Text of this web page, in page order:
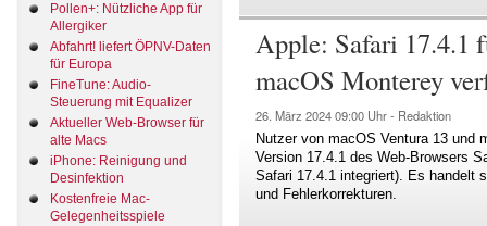
Pollen+: Nützliche App für
Allergiker
Abfahrt! liefert ÖPNV-Daten
für Europa
FineTune: Audio-
Steuerung mit Equalizer
Aktueller Web-Browser für
alte Macs
iPhone: Reinigung und
Desinfektion
Kostenfreie Mac-
Gelegenheitsspiele
Apple: Safari 17.4.1
macOS Monterey
26. März 202409:00 Uhr - Redaktion
Nutzer von macOS Ventura 13 und
Version 17.4.1 des Web-Browsers
Safari 17.4.1 integriert). Es handelt
und Fehlerkorrekturen.